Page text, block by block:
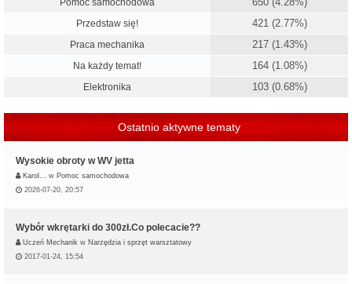
Pomoc samochodowa
Przedstaw się! 421 (2.77%)
Praca mechanika 217 (1.43%)
Na każdy temat! 164 (1.08%)
Elektronika 103 (0.68%)
Ostatnio aktywne tematy
Wysokie obroty w WV jetta
Karol… w Pomoc samochodowa
2026-07-20, 20:57
Wybór wkrętarki do 300zł.Co polecacie??
Uczeń Mechanik w Narzędzia i sprzęt warsztatowy
2017-01-24, 15:54